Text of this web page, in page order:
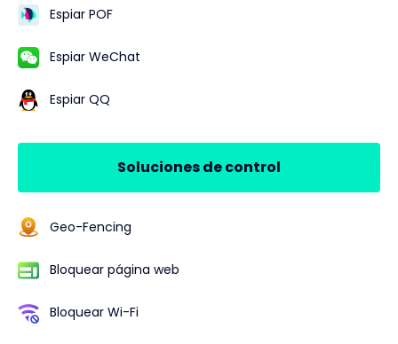
Espiar POF
Espiar WeChat
Espiar QQ
Soluciones de control
Geo-Fencing
Bloquear página web
Bloquear Wi-Fi